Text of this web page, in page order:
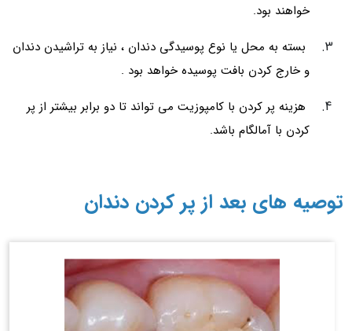
خواهند بود.
بسته به محل یا نوع پوسیدگی دندان ، نیاز به تراشیدن دندان
و خارج کردن بافت پوسیده خواهد بود .
هزینه پر کردن با کامپوزیت می تواند تا دو برابر بیشتر از پر
کردن با آمالگام باشد.
توصیه های بعد از پر کردن دندان